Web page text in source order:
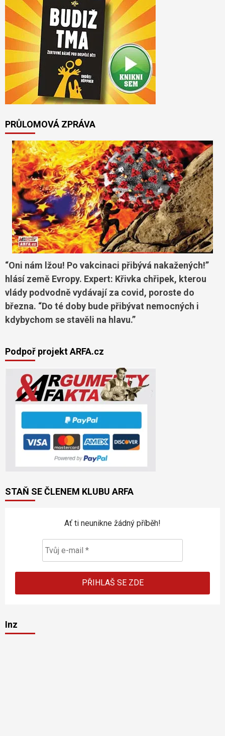
PRŮLOMOVÁ ZPRÁVA
“Oni nám lžou! Po vakcinaci přibývá nakažených!”
hlásí země Evropy. Expert: Křivka chřipek, kterou
vlády podvodně vydávají za covid, poroste do
března. “Do té doby bude přibývat nemocných i
kdybychom se stavěli na hlavu.”
Podpoř projekt ARFA.cz
STAŇ SE ČLENEM KLUBU ARFA
Ať ti neunikne žádný příběh!
Inz